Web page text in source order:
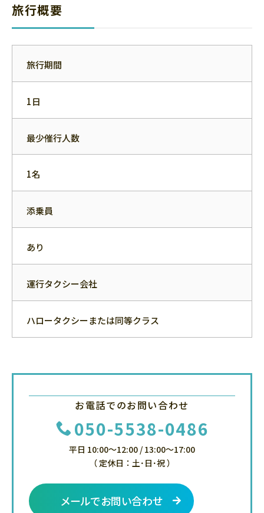
旅行概要
旅行期間
1日
最少催行人数
1名
添乗員
あり
運行タクシー会社
ハロータクシーまたは同等クラス
お電話でのお問い合わせ
050-5538-0486
平日 10:00～12:00 / 13:00～17:00
（ 定休日：土･日･祝 ）
メールでお問い合わせ